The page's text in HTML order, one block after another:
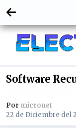
Software
Por micronet
22 de Diciembre del